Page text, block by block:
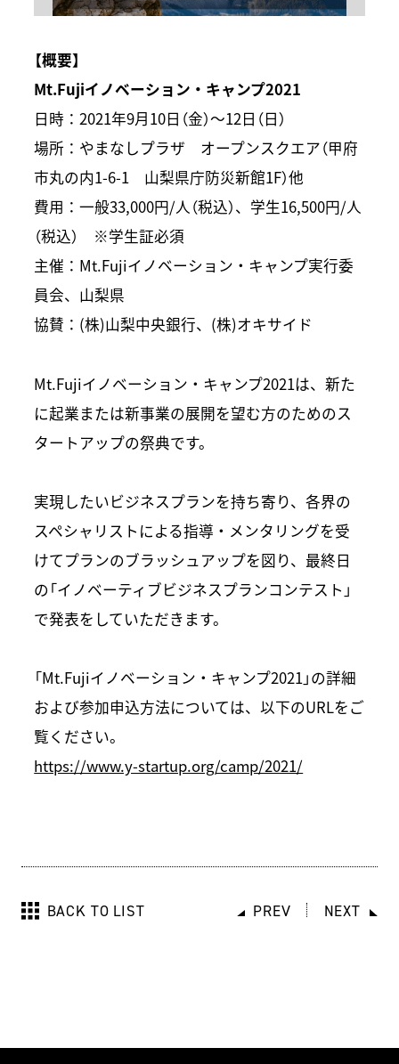
【概要】
Mt.Fujiイノベーション・キャンプ2021
日時：2021年9月10日（金）〜12日（日）
場所：やまなしプラザ オープンスクエア（甲府
市丸の内1-6-1 山梨県庁防災新館1F）他
費用：一般33,000円/人（税込）、学生16,500円/人
（税込） ※学生証必須
主催：Mt.Fujiイノベーション・キャンプ実行委
員会、山梨県
協賛：(株)山梨中央銀行、(株)オキサイド
Mt.Fujiイノベーション・キャンプ2021は、新た
に起業または新事業の展開を望む方のためのス
タートアップの祭典です。
実現したいビジネスプランを持ち寄り、各界の
スペシャリストによる指導・メンタリングを受
けてプランのブラッシュアップを図り、最終日
の「イノベーティブビジネスプランコンテスト」
で発表をしていただきます。
「Mt.Fujiイノベーション・キャンプ2021」の詳細
および参加申込方法については、以下のURLをご
覧ください。
https://www.y-startup.org/camp/2021/
BACK TO LIST PREV NEXT